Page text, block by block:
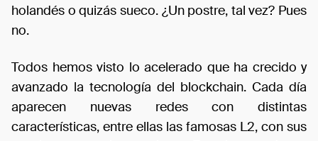
holandés o quizás sueco. ¿Un postre, tal vez? Pues
no.
Todos hemos visto lo acelerado que ha crecido y
avanzado la tecnología del blockchain. Cada día
aparecen nuevas redes con distintas
características, entre ellas las famosas L2, con sus